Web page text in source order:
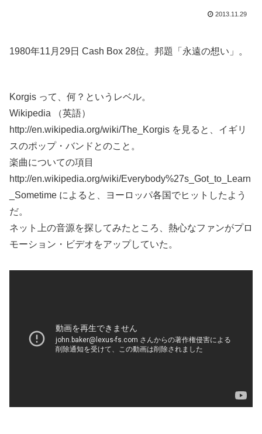
2013.11.29
1980年11月29日 Cash Box 28位。邦題「永遠の想い」。
Korgis って、何？というレベル。
Wikipedia （英語）
http://en.wikipedia.org/wiki/The_Korgis を見ると、イギリ
スのポップ・バンドとのこと。
楽曲についての項目
http://en.wikipedia.org/wiki/Everybody%27s_Got_to_Learn
_Sometime によると、ヨーロッパ各国でヒットしたよう
だ。
ネット上の音源を探してみたところ、熱心なファンがプロ
モーション・ビデオをアップしていた。